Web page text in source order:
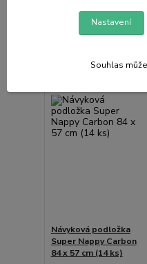
Návyková podložka
Super Nappy Carbon
84 x 57 cm (14 ks)
Nastavení
Souhlas